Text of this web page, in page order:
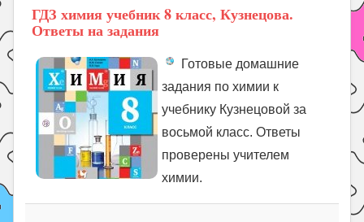
ГДЗ химия учебник 8 класс, Кузнецова.
Ответы на задания
Готовые домашние
задания по химии к
учебнику Кузнецовой за
восьмой класс. Ответы
проверены учителем
химии.